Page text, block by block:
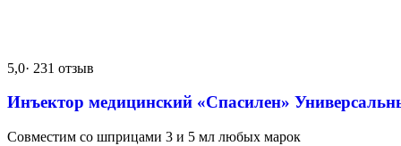
5,0· 231 отзыв
Инъектор медицинский «Спасилен»
Совместим со шприцами 3 и 5 мл любых марок